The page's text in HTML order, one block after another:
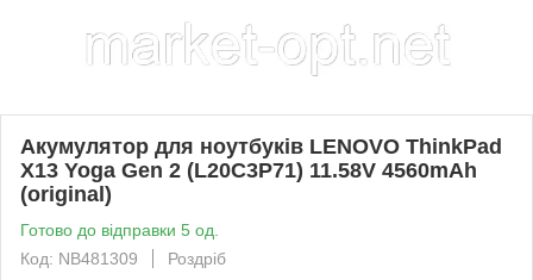
Акумулятор для ноутбуків LENOVO ThinkPad
X13 Yoga Gen 2 (L20C3P71) 11.58V 4560mAh
(original)
Готово до відправки 5 од.
Код: NB481309
Роздріб